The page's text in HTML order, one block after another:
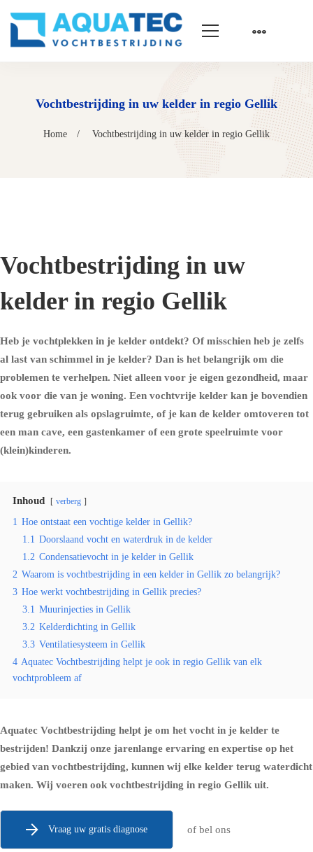
Vochtbestrijding in uw kelder in regio Gellik
Home Vochtbestrijding in uw kelder in regio Gellik
Vochtbestrijding in uw
kelder in regio Gellik
Heb je vochtplekken in je kelder ontdekt? Of misschien heb je zelfs
al last van schimmel in je kelder? Dan is het belangrijk om die
problemen te verhelpen. Niet alleen voor je eigen gezondheid, maar
ook voor die van je woning. Een vochtvrije kelder kan je bovendien
terug gebruiken als opslagruimte, of je kan de kelder omtoveren tot
een man cave, een gastenkamer of een grote speelruimte voor
(klein)kinderen.
Inhoud verberg
1 Hoe ontstaat een vochtige kelder in Gellik?
1.1 Doorslaand vocht en waterdruk in de kelder
1.2 Condensatievocht in je kelder in Gellik
2 Waarom is vochtbestrijding in een kelder in Gellik zo belangrijk?
3 Hoe werkt vochtbestrijding in Gellik precies?
3.1 Muurinjecties in Gellik
3.2 Kelderdichting in Gellik
3.3 Ventilatiesysteem in Gellik
4 Aquatec Vochtbestrijding helpt je ook in regio Gellik van elk
vochtprobleem af
Aquatec Vochtbestrijding helpt je om het vocht in je kelder te
bestrijden! Dankzij onze jarenlange ervaring en expertise op het
gebied van vochtbestrijding, kunnen wij elke kelder terug waterdicht
maken. Wij voeren ook vochtbestrijding in regio Gellik uit.
Vraag uw gratis diagnose of bel ons